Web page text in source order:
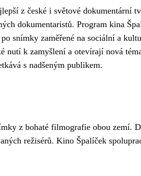
z české i světové dokumentární
dokumentaristů. Program kina
snímky zaměřené na sociální a
nutí k zamyšlení a otevírají nová
s nadšeným publikem.
z bohaté filmografie obou zemí.
režisérů. Kino Špalíček